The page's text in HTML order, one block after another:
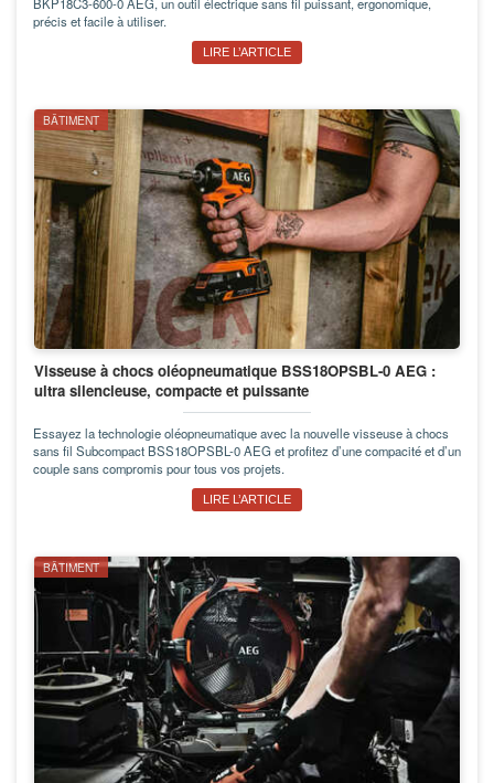
précis et facile à utiliser.
LIRE L’ARTICLE
BÂTIMENT
Visseuse à chocs oléopneumatique BSS18OPSBL-0 AEG :
ultra silencieuse, compacte et puissante
Essayez la technologie oléopneumatique avec la nouvelle visseuse à chocs
sans fil Subcompact BSS18OPSBL-0 AEG et profitez d’une compacité et d’un
couple sans compromis pour tous vos projets.
LIRE L’ARTICLE
BÂTIMENT